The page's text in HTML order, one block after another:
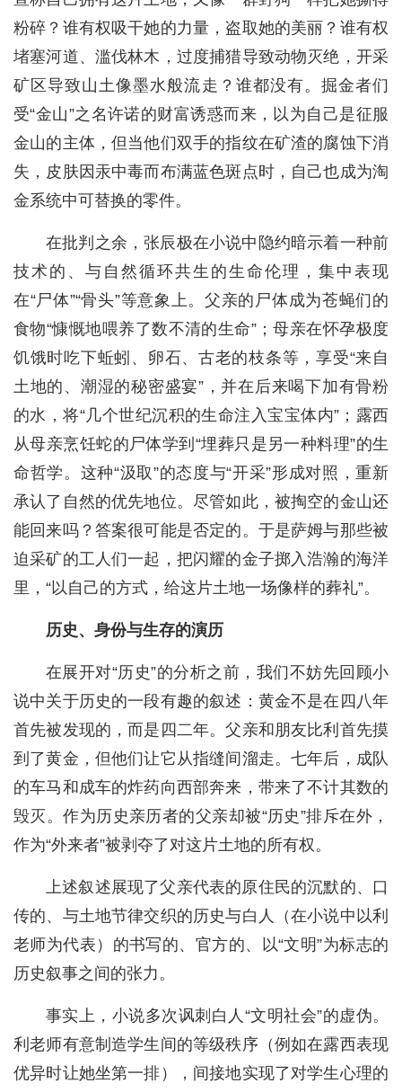
粉碎？谁有权吸干她的力量，盗取她的美丽？谁有权
堵塞河道、滥伐林木，过度捕猎导致动物灭绝，开采
矿区导致山土像墨水般流走？谁都没有。掘金者们
受“金山”之名许诺的财富诱惑而来，以为自己是征服
金山的主体，但当他们双手的指纹在矿渣的腐蚀下消
失，皮肤因汞中毒而布满蓝色斑点时，自己也成为淘
金系统中可替换的零件。
在批判之余，张辰极在小说中隐约暗示着一种前
技术的、与自然循环共生的生命伦理，集中表现
在“尸体”“骨头”等意象上。父亲的尸体成为苍蝇们的
食物“慷慨地喂养了数不清的生命”；母亲在怀孕极度
饥饿时吃下蚯蚓、卵石、古老的枝条等，享受“来自
土地的、潮湿的秘密盛宴”，并在后来喝下加有骨粉
的水，将“几个世纪沉积的生命注入宝宝体内”；露西
从母亲烹饪蛇的尸体学到“埋葬只是另一种料理”的生
命哲学。这种“汲取”的态度与“开采”形成对照，重新
承认了自然的优先地位。尽管如此，被掏空的金山还
能回来吗？答案很可能是否定的。于是萨姆与那些被
迫采矿的工人们一起，把闪耀的金子掷入浩瀚的海洋
里，“以自己的方式，给这片土地一场像样的葬礼”。
历史、身份与生存的演历
在展开对“历史”的分析之前，我们不妨先回顾小
说中关于历史的一段有趣的叙述：黄金不是在四八年
首先被发现的，而是四二年。父亲和朋友比利首先摸
到了黄金，但他们让它从指缝间溜走。七年后，成队
的车马和成车的炸药向西部奔来，带来了不计其数的
毁灭。作为历史亲历者的父亲却被“历史”排斥在外，
作为“外来者”被剥夺了对这片土地的所有权。
上述叙述展现了父亲代表的原住民的沉默的、口
传的、与土地节律交织的历史与白人（在小说中以利
老师为代表）的书写的、官方的、以“文明”为标志的
历史叙事之间的张力。
事实上，小说多次讽刺白人“文明社会”的虚伪。
利老师有意制造学生间的等级秩序（例如在露西表现
优异时让她坐第一排），间接地实现了对学生心理的